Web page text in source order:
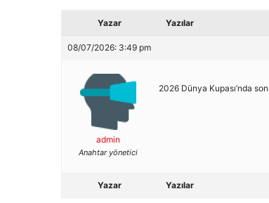
Yazar Yazılar
08/07/2026: 3:49 pm
admin
Anahtar yönetici
2026 Dünya Kupası’nda
Yazar Yazılar